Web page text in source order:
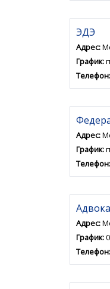
ЭДЭ
Адрес:
График:
Телефон:
Адрес:
График:
Телефон:
Адрес:
График:
Телефон: